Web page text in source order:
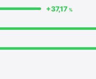
+37,17%